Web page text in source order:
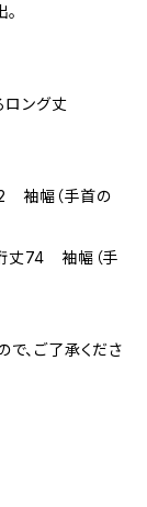
ロング丈
幅（手首の
74 袖幅（手
、ご了承くださ